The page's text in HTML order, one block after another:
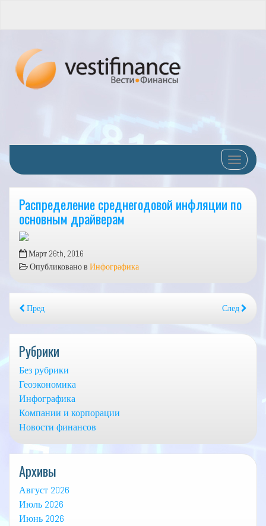
Распределение среднегодовой инфляции по
основным драйверам
Март 26th, 2016
Опубликовано в Инфографика
Пред След
Рубрики
Без рубрики
Геоэкономика
Инфографика
Компании и корпорации
Новости финансов
Архивы
Август 2026
Июль 2026
Июнь 2026